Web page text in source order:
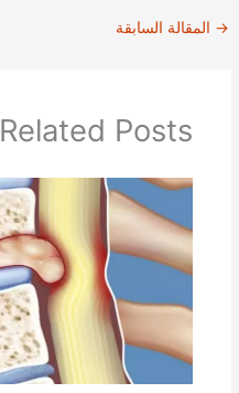
→ المقالة السابقة
Related Posts